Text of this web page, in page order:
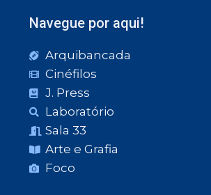
Navegue por aqui!
Arquibancada
Cinéfilos
J. Press
Laboratório
Sala 33
Arte e Grafia
Foco